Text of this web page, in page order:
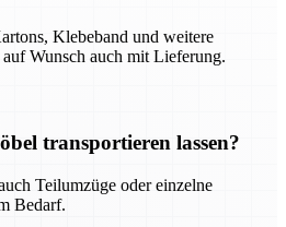
Klebeband und weitere
Wunsch auch mit Lieferung.
transportieren lassen?
Teilumzüge oder einzelne
Bedarf.